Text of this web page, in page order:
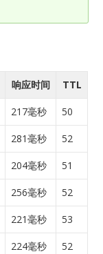
响应时间 TTL
217毫秒 50
281毫秒 52
204毫秒 51
256毫秒 52
221毫秒 53
224毫秒 52